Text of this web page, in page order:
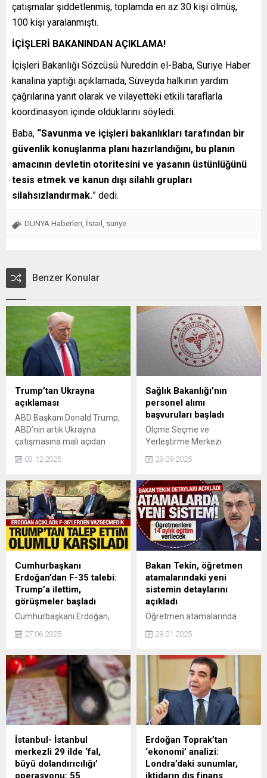
çatışmalar şiddetlenmiş, toplamda en az 30 kişi ölmüş,
100 kişi yaralanmıştı.
İÇİŞLERİ BAKANINDAN AÇIKLAMA!
İçişleri Bakanlığı Sözcüsü Nureddin el-Baba, Suriye Haber
kanalına yaptığı açıklamada, Süveyda halkının yardım
çağrılarına yanıt olarak ve vilayetteki etkili taraflarla
koordinasyon içinde olduklarını söyledi.
Baba, “Savunma ve içişleri bakanlıkları tarafından bir
güvenlik konuşlanma planı hazırlandığını, bu planın
amacının devletin otoritesini ve yasanın üstünlüğünü
tesis etmek ve kanun dışı silahlı grupları
silahsızlandırmak.” dedi.
DÜNYA Haberleri İsrail suriye
Benzer Konular
Trump’tan Ukrayna
açıklaması
ABD Başkanı Donald Trump,
ABD’nin artık Ukrayna
çatışmasına mali açıdan
03.12.2025
Sağlık Bakanlığı’nın
personel alımı
başvuruları başladı
Ölçme Seçme ve
Yerleştirme Merkezi
15 bin 247 sözleşmeli
başvuruların başladığını
duyurdu.
29.09.2025
Cumhurbaşkanı
Erdoğan’dan F-35 talebi:
Trump’a ilettim,
görüşmeler başladı
Cumhurbaşkanı Erdoğan,
görüşmesine değinerek, "F-
Sayın Trump ile yaptığımız
görüşmelerde konuyu ele
aldık, teknik düzeyde
görüşmelere başlandı.
İnşallah ilerleme
sağlayacağız" dedi.
27.06.2025
Bakan Tekin, öğretmen
atamalarındaki yeni
sistemin detaylarını
açıkladı
Öğretmen atamalarında
ve mülakat sisteminin sona
detayları Bakan Tekin
açıkladı. Buna göre;
öğretmen adayları 14 aylık
bir eğitim aldıktan sonra,
başarılı görülürse atanacak.
29.01.2025
İstanbul- İstanbul
merkezli 29 ilde ‘fal,
büyü dolandırıcılığı’
operasyonu: 55
Erdoğan Toprak’tan
‘ekonomi’ analizi:
Londra’daki sunumlar,
iktidarın dış finans